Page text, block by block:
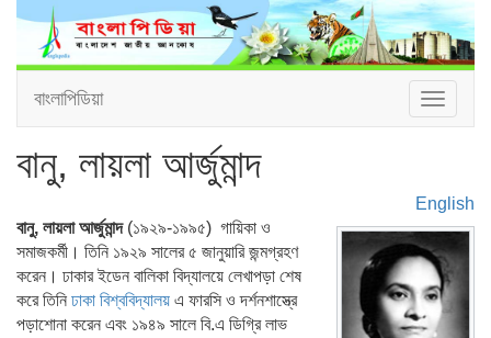
Toggle
বাংলাপিডিয়া
বানু, লায়লা আর্জুমান্দ
English
বানু, লায়লা আর্জুমান্দ(১৯২৯-১৯৯৫) গায়িকা ও
সমাজকর্মী। তিনি ১৯২৯ সালের ৫ জানুয়ারি জন্মগ্রহণ
করেন। ঢাকার ইডেন বালিকা বিদ্যালয়ে লেখাপড়া শেষ
করে তিনি ঢাকা বিশ্ববিদ্যালয় এ ফারসি ও দর্শনশাস্ত্রে
পড়াশোনা করেন এবং ১৯৪৯ সালে বি.এ ডিগ্রি লাভ